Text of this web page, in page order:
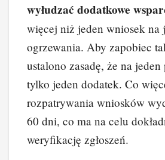
wyłudzać dodatkowe
więcej niż jeden wniosek na
ogrzewania. Aby zapobiec
ustalono zasadę, że na
tylko jeden dodatek. Co
rozpatrywania wniosków
60 dni, co ma na celu
weryfikację zgłoszeń.